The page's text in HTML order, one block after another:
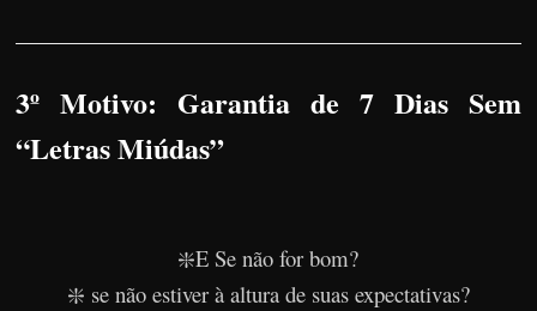
3º Motivo: Garantia de 7 Dias Sem
“Letras Miúdas”
❇️E Se não for bom?
❇️ se não estiver à altura de suas expectativas?